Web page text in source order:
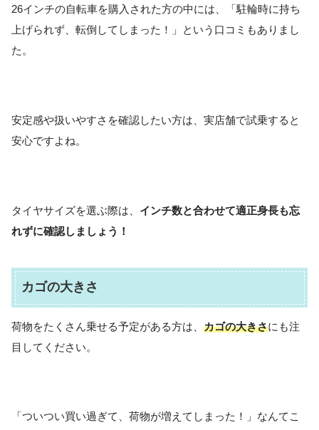
26インチの自転車を購入された方の中には、「駐輪時に持ち
上げられず、転倒してしまった！」という口コミもありまし
た。
安定感や扱いやすさを確認したい方は、実店舗で試乗すると
安心ですよね。
タイヤサイズを選ぶ際は、 インチ数と合わせて適正身長も忘
れずに確認しましょう！
カゴの大きさ
荷物をたくさん乗せる予定がある方は、 カゴの大きさにも注
目してください。
「ついつい買い過ぎて、荷物が増えてしまった！」なんてこ